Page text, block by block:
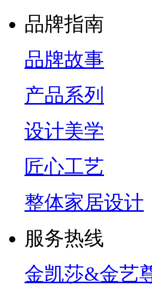
品牌指南
品牌故事
产品系列
设计美学
匠心工艺
整体家居设计
服务热线
金凯莎&金艺